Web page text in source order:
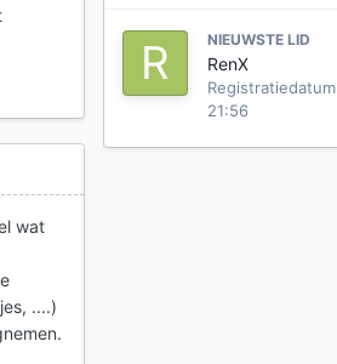
wat
....)
NIEUWSTE LID
RenX
Registratiedatum
21:56